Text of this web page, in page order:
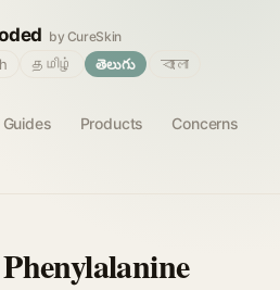
by CureSkin
Guides Products
Concerns
தமிழ் తెలుగు
বাংলা